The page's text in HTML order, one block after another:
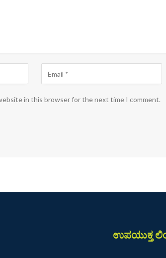
in this browser for the next time I comment.
ಉಪಯುಕ್ತ